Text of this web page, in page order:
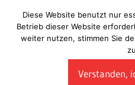
Inhalt
springen
Diese Website benutzt nur
Betrieb dieser Website
weiter nutzen, stimmen Sie
Verstanden,